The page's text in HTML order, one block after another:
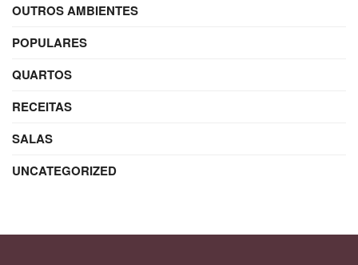
OUTROS AMBIENTES
POPULARES
QUARTOS
RECEITAS
SALAS
UNCATEGORIZED